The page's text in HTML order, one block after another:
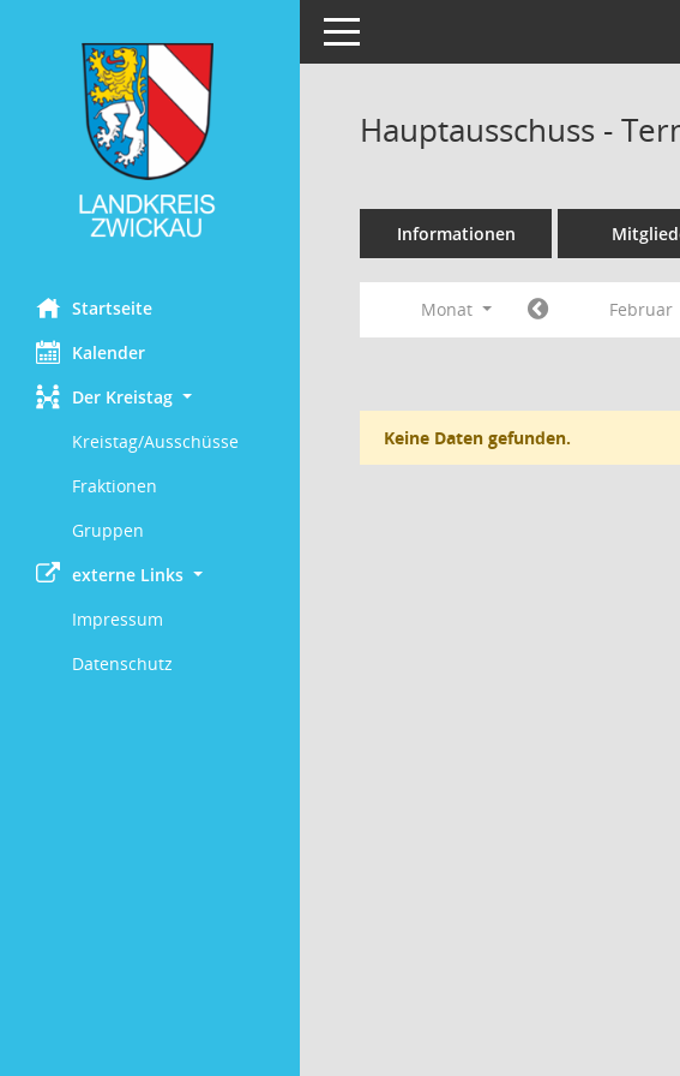
Startseite
Kalender
Der Kreistag
Kreistag/Ausschüsse
Fraktionen
Gruppen
externe Links
Impressum
Datenschutz
Toggle navigation
Hauptausschuss -
Informationen
Monat Februar
Keine Daten gefunden.